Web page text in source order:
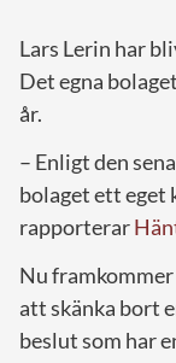
Lars Lerin har
Det egna
år.
– Enligt den
bolaget ett eget
rapporterar
Nu
att skänka bort
beslut som har